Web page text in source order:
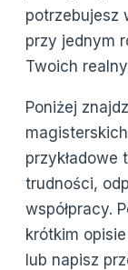
potrzebujesz
przy jednym
Twoich
Poniżej
przykładowe
trudności,
współpracy.
krótkim
lub napisz